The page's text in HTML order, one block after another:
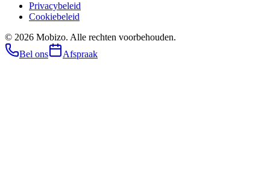
Privacybeleid
Cookiebeleid
© 2026 Mobizo. Alle rechten voorbehouden.
Bel ons
Afspraak